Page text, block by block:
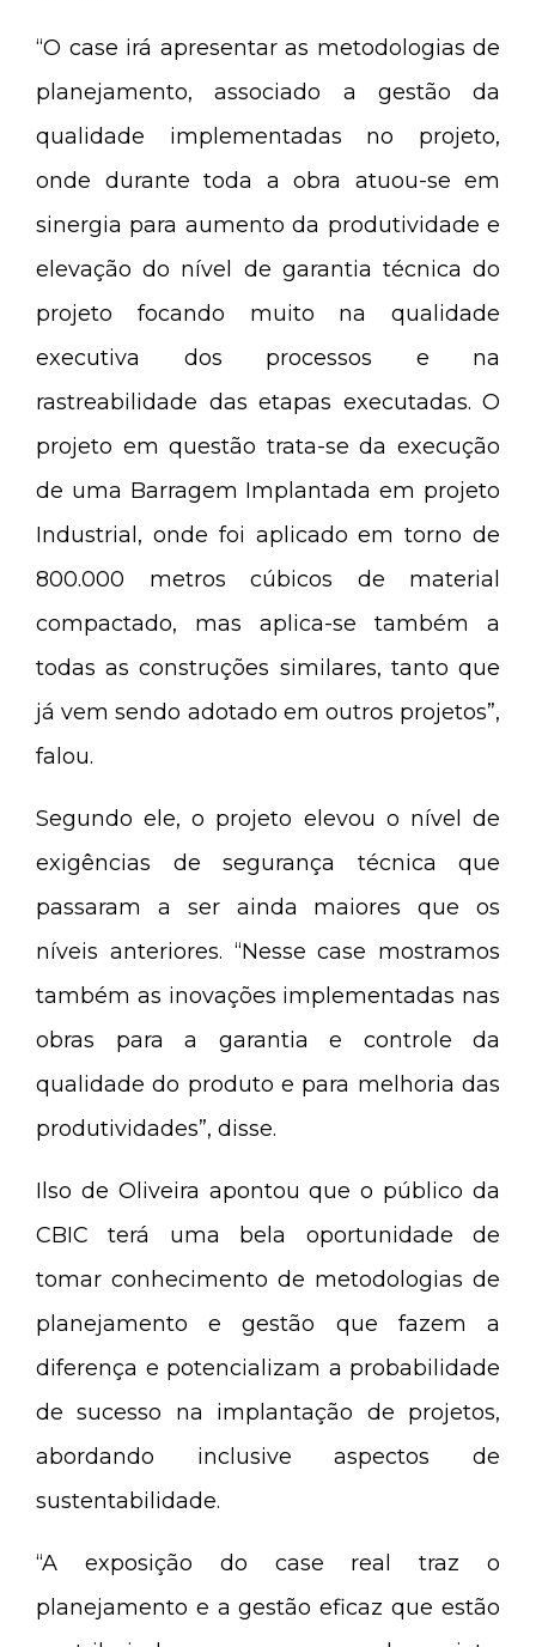
“O case irá apresentar as metodologias de
planejamento, associado a gestão da
qualidade implementadas no projeto,
onde durante toda a obra atuou-se em
sinergia para aumento da produtividade e
elevação do nível de garantia técnica do
projeto focando muito na qualidade
executiva dos processos e na
rastreabilidade das etapas executadas. O
projeto em questão trata-se da execução
de uma Barragem Implantada em projeto
Industrial, onde foi aplicado em torno de
800.000 metros cúbicos de material
compactado, mas aplica-se também a
todas as construções similares, tanto que
já vem sendo adotado em outros projetos”,
falou.
Segundo ele, o projeto elevou o nível de
exigências de segurança técnica que
passaram a ser ainda maiores que os
níveis anteriores. “Nesse case mostramos
também as inovações implementadas nas
obras para a garantia e controle da
qualidade do produto e para melhoria das
produtividades”, disse.
Ilso de Oliveira apontou que o público da
CBIC terá uma bela oportunidade de
tomar conhecimento de metodologias de
planejamento e gestão que fazem a
diferença e potencializam a probabilidade
de sucesso na implantação de projetos,
abordando inclusive aspectos de
sustentabilidade.
“A exposição do case real traz o
planejamento e a gestão eficaz que estão